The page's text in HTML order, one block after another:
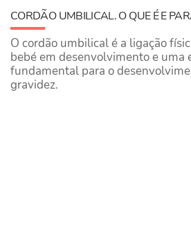
CORDÃO UMBILICAL. O QUE É E
O cordão umbilical é a ligação
bebé em desenvolvimento e uma
fundamental para o
gravidez.